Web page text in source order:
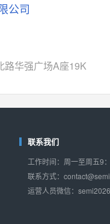
对比
相同功能
相同功能
公司
路华强广场A座19K
联系我们
工作时间：周一至周五9
联系方式：
运营人员微信：semi2026